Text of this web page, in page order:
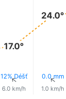
17.0°
12% Déšť
↑
6.0 km/h
24.0°
0.0 mm
↑
1.0 km/h